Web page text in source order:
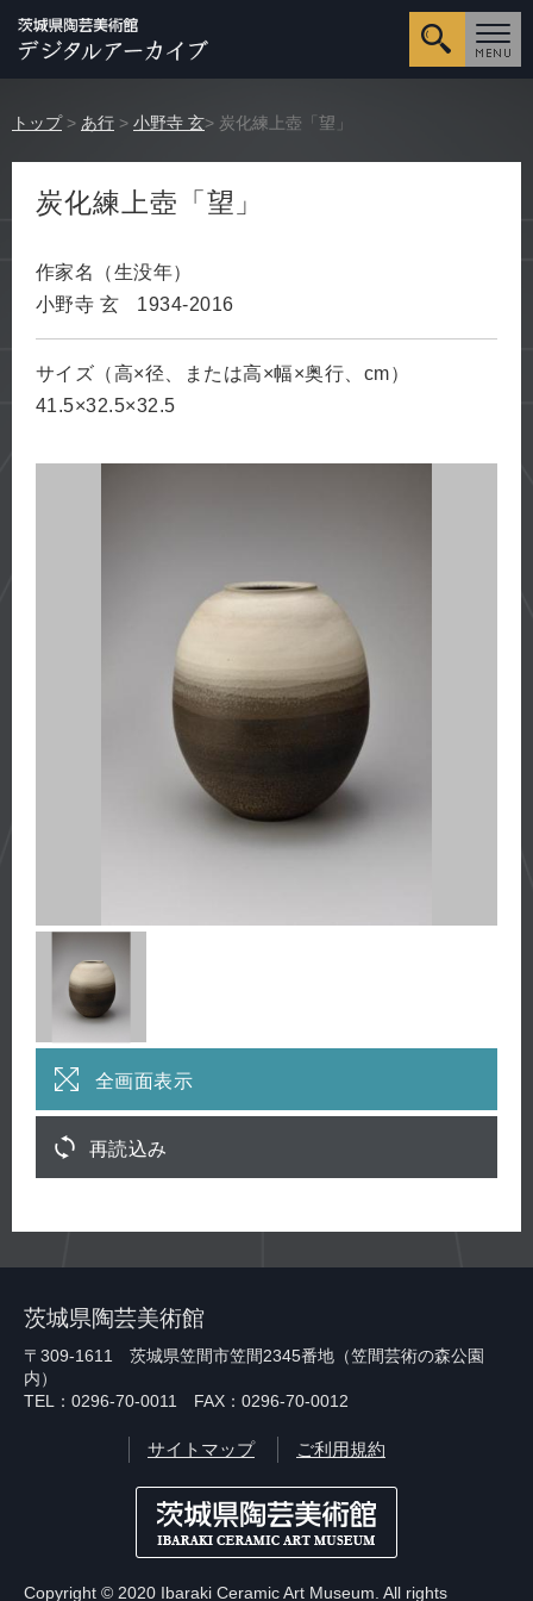
詳細検
トップ > あ行 > 小野寺 玄> 炭化練上壺「望」
炭化練上壺「望」
作家名（生没年）
小野寺 玄
1934-2016
サイズ（高×径、または高×幅×奥行、cm）
41.5×32.5×32.5
全画面表示
再読込み
茨城県陶芸美術館
〒309-1611 茨城県笠間市笠間2345番地（笠間芸術の森公園
内）
TEL：0296-70-0011 FAX：0296-70-0012
サイトマップ ご利用規約
Copyright © 2020 Ibaraki Ceramic Art Museum. All rights